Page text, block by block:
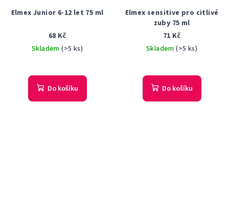
Elmex Junior 6-12 let 75 ml
68 Kč
Skladem(>5 ks)
Do košíku
Elmex sensitive pro citlivé
zuby 75 ml
71 Kč
Skladem(>5 ks)
Do košíku